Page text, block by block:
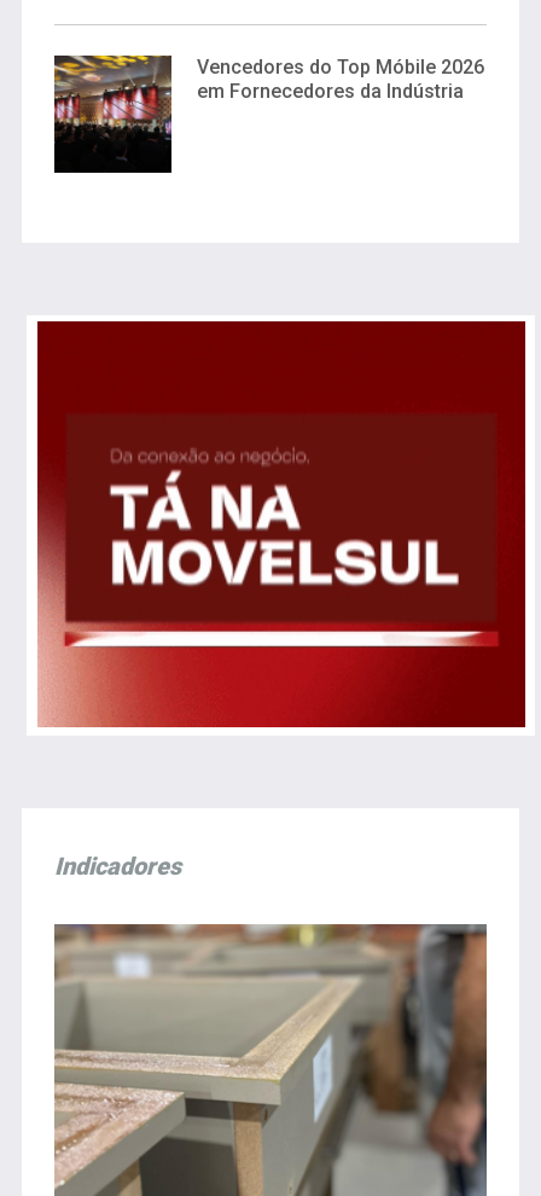
Vencedores do Top Móbile 2026
em Fornecedores da Indústria
Indicadores